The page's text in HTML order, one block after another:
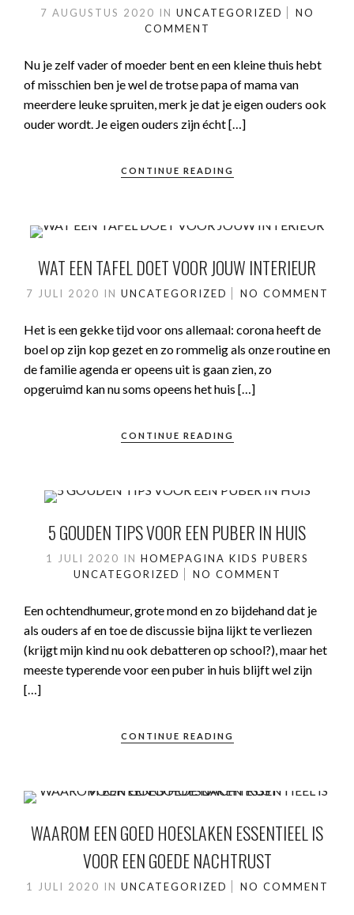
7 AUGUSTUS 2020 IN UNCATEGORIZED
NO
COMMENT
Nu je zelf vader of moeder bent en een kleine thuis hebt
of misschien ben je wel de trotse papa of mama van
meerdere leuke spruiten, merk je dat je eigen ouders ook
ouder wordt. Je eigen ouders zijn écht […]
CONTINUE READING
WAT EEN TAFEL DOET VOOR JOUW INTERIEUR
7 JULI 2020 IN UNCATEGORIZED NO COMMENT
Het is een gekke tijd voor ons allemaal: corona heeft de
boel op zijn kop gezet en zo rommelig als onze routine en
de familie agenda er opeens uit is gaan zien, zo
opgeruimd kan nu soms opeens het huis […]
CONTINUE READING
5 GOUDEN TIPS VOOR EEN PUBER IN HUIS
1 JULI 2020 IN HOMEPAGINA KIDS PUBERS
UNCATEGORIZED
NO COMMENT
Een ochtendhumeur, grote mond en zo bijdehand dat je
als ouders af en toe de discussie bijna lijkt te verliezen
(krijgt mijn kind nu ook debatteren op school?), maar het
meeste typerende voor een puber in huis blijft wel zijn
[…]
CONTINUE READING
WAAROM EEN GOED HOESLAKEN ESSENTIEEL IS
VOOR EEN GOEDE NACHTRUST
1 JULI 2020 IN UNCATEGORIZED NO COMMENT